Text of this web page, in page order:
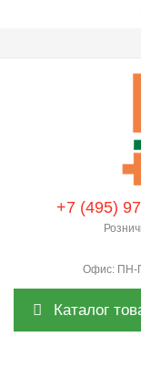
+7 (495)
Офис: ПН-
Каталог